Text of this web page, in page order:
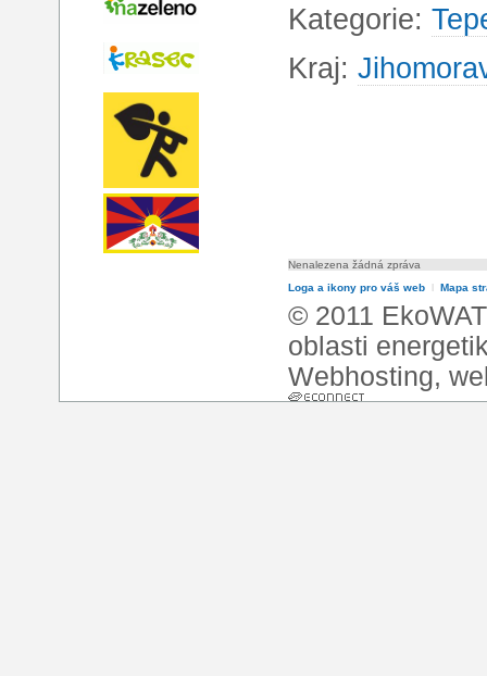
Kategorie:
Kraj:
Nenalezena žádná zpráva
Loga a ikony pro váš web l Mapa
© 2011
oblasti
Webhosting,